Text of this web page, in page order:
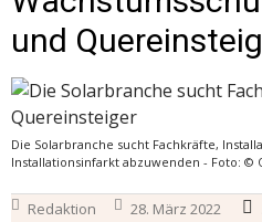
und
Die Solarbranche sucht Fachkräfte,
Installationsinfarkt abzuwenden - Foto: ©
Redaktion 28. März 2022